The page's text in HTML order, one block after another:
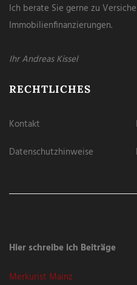
Ich berate Sie gerne zu
Immobilienfinanzierungen.
Ihr Andreas Kissel
RECHTLICHES
Kontakt
Datenschutzhinweise
Hier schreibe ich Beiträge
Merkurist Mainz